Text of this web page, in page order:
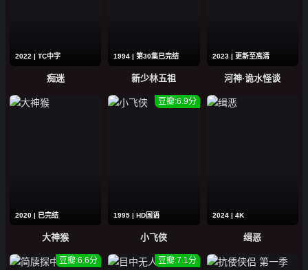
2022 | TC中字
痴迷
1994 | 第30集已完结
新少林五祖
2023 | 更新至高清
河神·诡水怪谈
2020 | 已完结
大神猴
1995 | HD国语
豆瓣:6.9分
小飞侠
2024 | 4K
缉恶
豆瓣:6.6分 豆瓣:7.1分